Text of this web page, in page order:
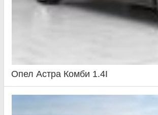
Опел Астра Комби 1.4I